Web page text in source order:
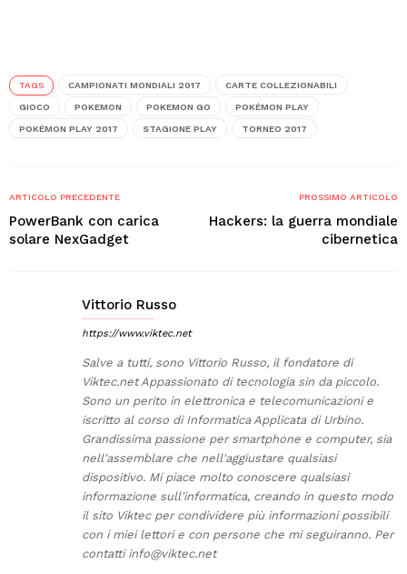
TAGS CAMPIONATI MONDIALI 2017 CARTE COLLEZIONABILI
GIOCO POKEMON POKEMON GO POKÉMON PLAY
POKÉMON PLAY 2017 STAGIONE PLAY TORNEO 2017
ARTICOLO PRECEDENTE
PowerBank con carica
solare NexGadget
PROSSIMO ARTICOLO
Hackers: la guerra mondiale
cibernetica
Vittorio Russo
https://www.viktec.net
Salve a tutti, sono Vittorio Russo, il fondatore di
Viktec.net Appassionato di tecnologia sin da piccolo.
Sono un perito in elettronica e telecomunicazioni e
iscritto al corso di Informatica Applicata di Urbino.
Grandissima passione per smartphone e computer, sia
nell'assemblare che nell'aggiustare qualsiasi
dispositivo. Mi piace molto conoscere qualsiasi
informazione sull'informatica, creando in questo modo
il sito Viktec per condividere più informazioni possibili
con i miei lettori e con persone che mi seguiranno. Per
contatti info@viktec.net